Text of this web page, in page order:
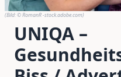
(Bild:© RomanR -stock.adobe.com)
UNIQA –